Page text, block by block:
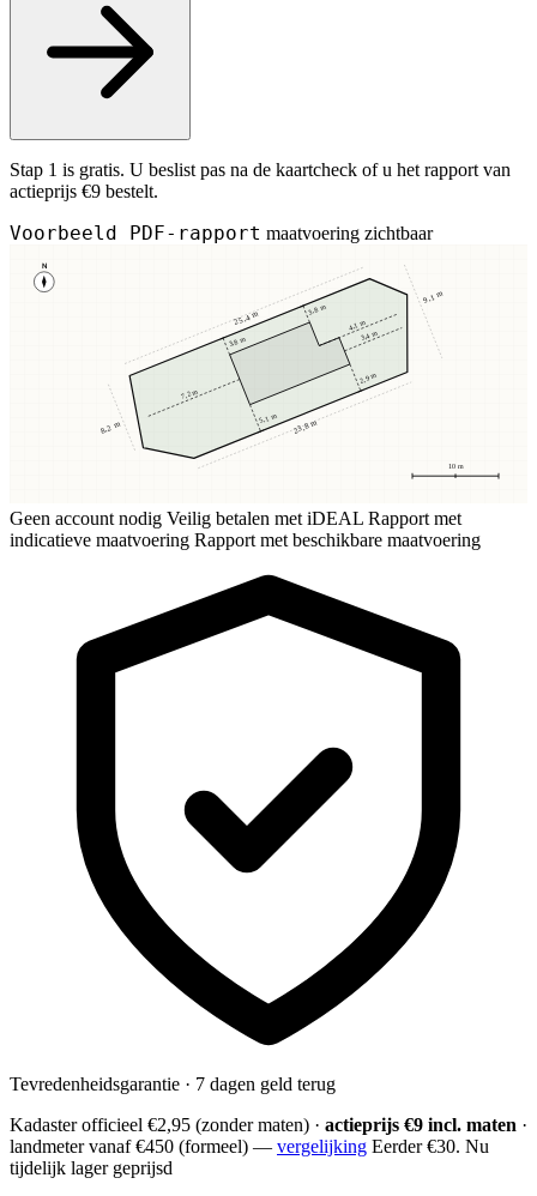
Stap 1 is gratis. U beslist pas na de kaartcheck of u het rapport van
actieprijs €9 bestelt.
Voorbeeld PDF-rapport maatvoering zichtbaar
N
10 m
3,8 m
3,8 m
5,1 m
2,9 m
7,2 m
3,4 m
4,1 m
25,4 m
23,8 m
8,2 m
9,1 m
Geen account nodig Veilig betalen met iDEAL Rapport met
indicatieve maatvoering Rapport met beschikbare maatvoering
Tevredenheidsgarantie · 7 dagen geld terug
Kadaster officieel €2,95 (zonder maten) · actieprijs €9 incl. maten ·
landmetervanaf €450 (formeel) — vergelijking Eerder €30. Nu
tijdelijk lager geprijsd